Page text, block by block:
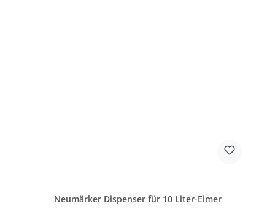
Neumärker Dispenser für 10 Liter-Eimer